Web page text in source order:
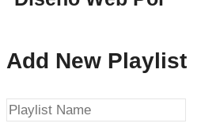
Add New Playlist